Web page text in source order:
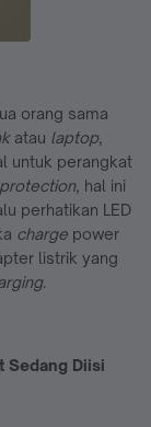
orang sama
atau laptop,
untuk perangkat
, hal ini
perhatikan LED
charge power
listrik yang
.
Sedang Diisi